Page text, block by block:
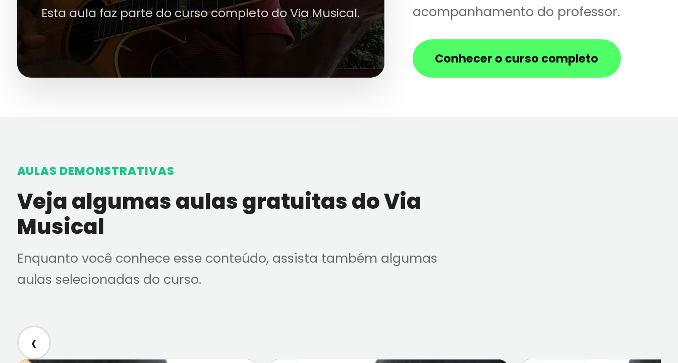
Esta aula faz parte do curso completo do Via Musical.
acompanhamento do professor.
Conhecer o curso completo
AULAS DEMONSTRATIVAS
Veja algumas aulas gratuitas do Via
Musical
Enquanto você conhece esse conteúdo, assista também algumas
aulas selecionadas do curso.
‹